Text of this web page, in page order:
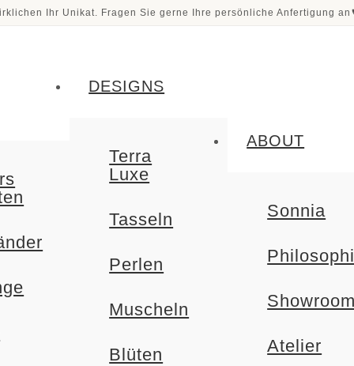
Ihr Unikat. Fragen Sie gerne Ihre persönliche Anfertigung an
DESIGNS
Terra
Luxe
Tasseln
Perlen
Muscheln
Blüten
ABOUT
Sonnia
Showroom
Atelier